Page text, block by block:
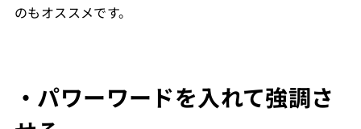
のもオススメです。
・パワーワードを入れて強調さ